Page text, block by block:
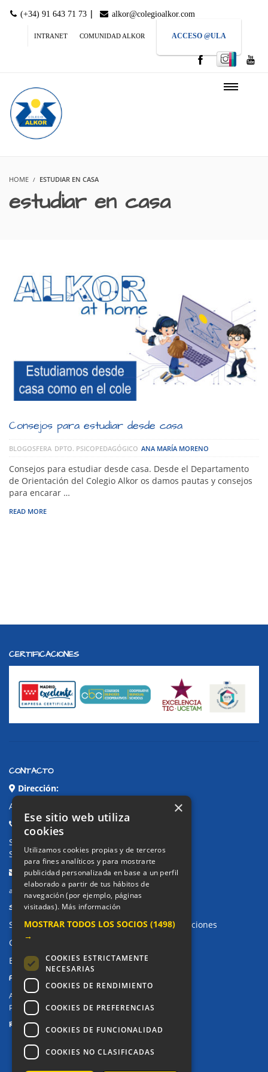
(+34) 91 643 71 73 | alkor@colegioalkor.com
INTRANET COMUNIDAD ALKOR ACCESO @ULA
HOME ESTUDIAR EN CASA
estudiar en casa
Consejos para estudiar desde casa
BLOGOSFERA DPTO. PSICOPEDAGÓGICO ANA MARÍA MORENO
Consejos para estudiar desde casa. Desde el Departamento
de Orientación del Colegio Alkor os damos pautas y consejos
para encarar …
READ MORE
CERTIFICACIONES
CONTACTO
Dirección:
Avda. de Pablo Iglesias, 4. Alcorcón
Teléfonos:
Secretaría Ppal:
Secretaría Infantil:91 643 61 33
Email:
alkor@colegioalkor.com
SUGERENCIAS Y CANAL DE DENUNCIAS
Sugerencias, Quejas, Reclamaciones y Felicitaciones
Canal de denuncias
Buzón denuncia drogas CM
PRIVACIDAD
Aviso legal / Política de privacidad
Política de Cookies
REDES SOCIALES
×
Ese sitio web utiliza
cookies
Utilizamos cookies propias y de terceros
para fines analíticos y para mostrarte
publicidad personalizada en base a un perfil
elaborado a partir de tus hábitos de
navegación (por ejemplo, páginas
visitadas). Más información
MOSTRAR TODOS LOS SOCIOS (1498)
→
COOKIES ESTRICTAMENTE
NECESARIAS
COOKIES DE RENDIMIENTO
COOKIES DE PREFERENCIAS
COOKIES DE FUNCIONALIDAD
COOKIES NO CLASIFICADAS